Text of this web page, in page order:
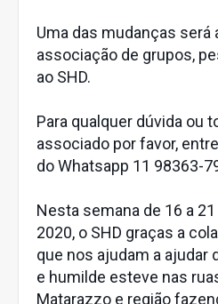
Uma das mudanças será
associação de grupos,
ao SHD.
Para qualquer dúvida ou
associado por favor,
do Whatsapp 11 98363-
Nesta semana de 16 a
2020, o SHD graças a
que nos ajudam a ajudar
e humilde esteve nas
Matarazzo e região